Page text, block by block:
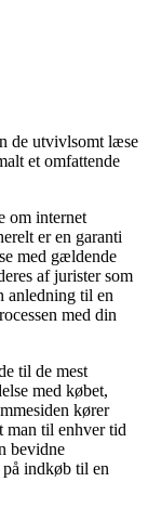
de utvivlsomt læse
et omfattende
om internet
er en garanti
med gældende
af jurister som
anledning til en
med din
til de mest
med købet,
kører
man til enhver tid
bevidne
indkøb til en